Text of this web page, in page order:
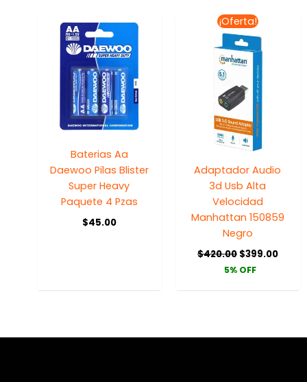
Baterias Aa
Daewoo Pilas Blister
Super Heavy
Paquete 4 Pzas
$45.00
¡Oferta!
Adaptador Audio
3d Usb Alta
Velocidad
Manhattan 150859
Negro
$420.00
El
precio
original
era:
$420.00.
$399.00
5% OFF